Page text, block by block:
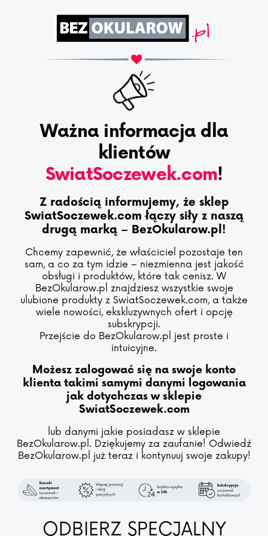
Ważna informacja dla
klientów
SwiatSoczewek.com!
Z radością informujemy, że sklep
SwiatSoczewek.com łączy siły z naszą
drugą marką – BezOkularow.pl!
Chcemy zapewnić, że właściciel pozostaje ten
sam, a co za tym idzie – niezmienna jest jakość
obsługi i produktów, które tak cenisz. W
BezOkularow.pl znajdziesz wszystkie swoje
ulubione produkty z SwiatSoczewek.com, a także
wiele nowości, ekskluzywnych ofert i opcję
subskrypcji.
Przejście do BezOkularow.pl jest proste i
intuicyjne.
Możesz zalogować się na swoje konto
klienta takimi samymi danymi logowania
jak dotychczas w sklepie
SwiatSoczewek.com
lub danymi jakie posiadasz w sklepie
BezOkularow.pl. Dziękujemy za zaufanie! Odwiedź
BezOkularow.pl już teraz i kontynuuj swoje zakupy!
ODBIERZ SPECJALNY